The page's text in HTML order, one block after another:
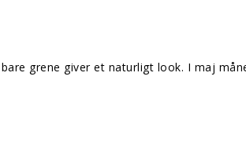
grene giver et naturligt look. I maj